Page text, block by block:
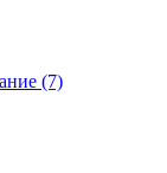
(7)